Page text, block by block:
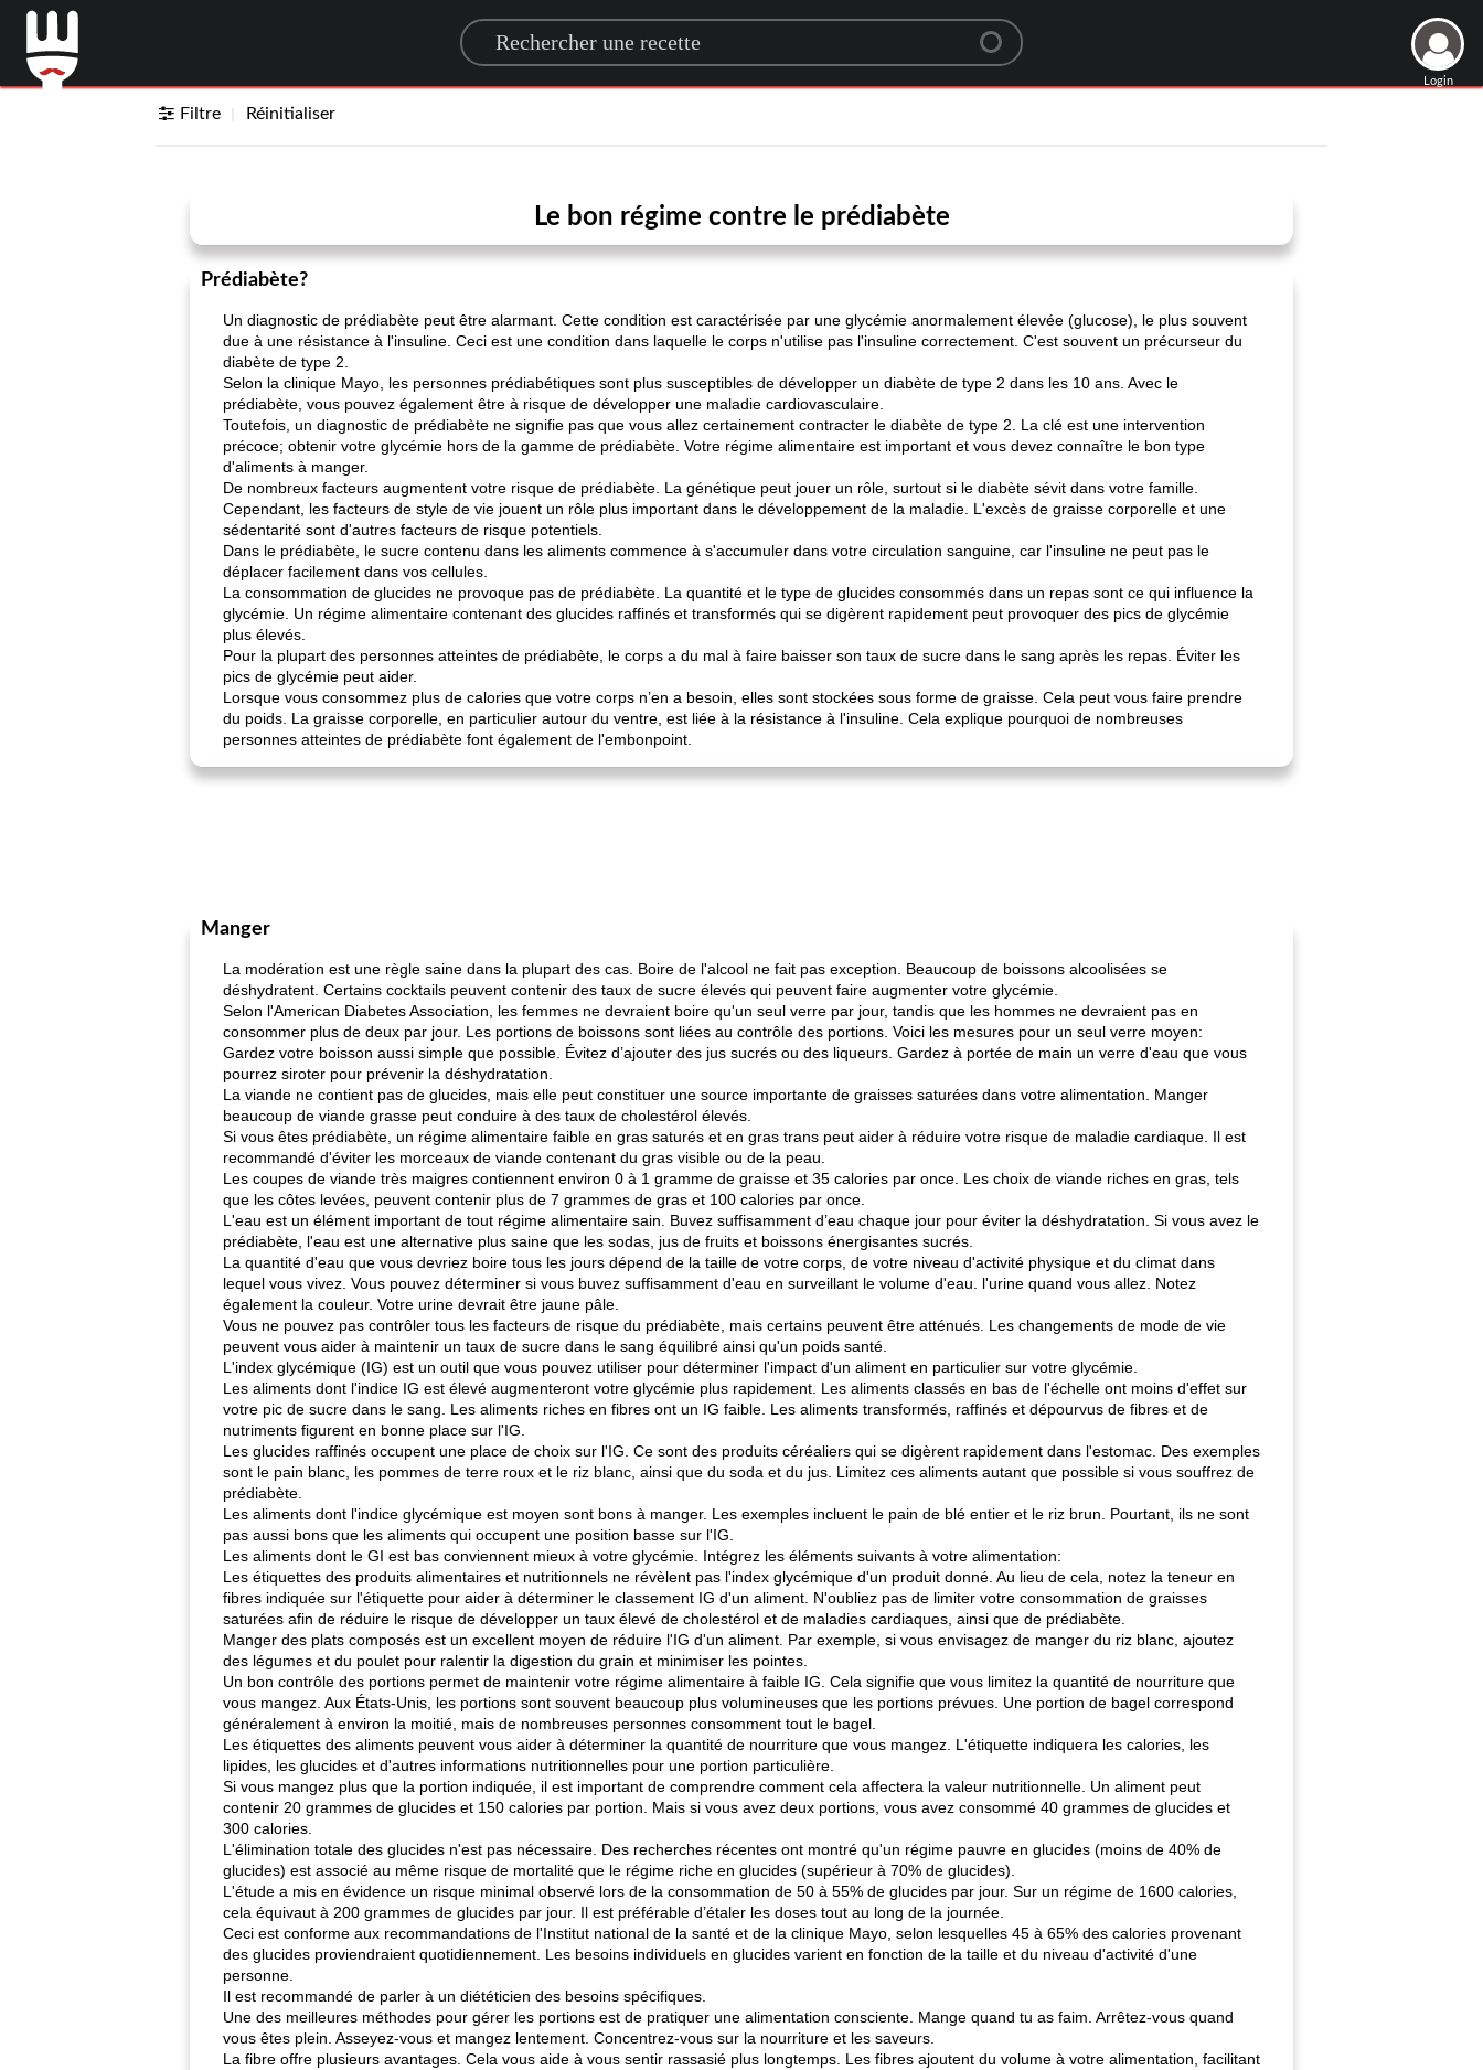
Search for a recipe
Login
Filtre Réinitialiser
Le bon régime contre le prédiabète
Prédiabète?
Un diagnostic de prédiabète peut être alarmant. Cette condition est caractérisée par une glycémie anormalement élevée (glucose), le plus souvent
due à une résistance à l'insuline. Ceci est une condition dans laquelle le corps n'utilise pas l'insuline correctement. C'est souvent un précurseur du
diabète de type 2.
Selon la clinique Mayo, les personnes prédiabétiques sont plus susceptibles de développer un diabète de type 2 dans les 10 ans. Avec le
prédiabète, vous pouvez également être à risque de développer une maladie cardiovasculaire.
Toutefois, un diagnostic de prédiabète ne signifie pas que vous allez certainement contracter le diabète de type 2. La clé est une intervention
précoce; obtenir votre glycémie hors de la gamme de prédiabète. Votre régime alimentaire est important et vous devez connaître le bon type
d'aliments à manger.
De nombreux facteurs augmentent votre risque de prédiabète. La génétique peut jouer un rôle, surtout si le diabète sévit dans votre famille.
Cependant, les facteurs de style de vie jouent un rôle plus important dans le développement de la maladie. L'excès de graisse corporelle et une
sédentarité sont d'autres facteurs de risque potentiels.
Dans le prédiabète, le sucre contenu dans les aliments commence à s'accumuler dans votre circulation sanguine, car l'insuline ne peut pas le
déplacer facilement dans vos cellules.
La consommation de glucides ne provoque pas de prédiabète. La quantité et le type de glucides consommés dans un repas sont ce qui influence la
glycémie. Un régime alimentaire contenant des glucides raffinés et transformés qui se digèrent rapidement peut provoquer des pics de glycémie
plus élevés.
Pour la plupart des personnes atteintes de prédiabète, le corps a du mal à faire baisser son taux de sucre dans le sang après les repas. Éviter les
pics de glycémie peut aider.
Lorsque vous consommez plus de calories que votre corps n’en a besoin, elles sont stockées sous forme de graisse. Cela peut vous faire prendre
du poids. La graisse corporelle, en particulier autour du ventre, est liée à la résistance à l'insuline. Cela explique pourquoi de nombreuses
personnes atteintes de prédiabète font également de l'embonpoint.
Manger
La modération est une règle saine dans la plupart des cas. Boire de l'alcool ne fait pas exception. Beaucoup de boissons alcoolisées se
déshydratent. Certains cocktails peuvent contenir des taux de sucre élevés qui peuvent faire augmenter votre glycémie.
Selon l'American Diabetes Association, les femmes ne devraient boire qu'un seul verre par jour, tandis que les hommes ne devraient pas en
consommer plus de deux par jour. Les portions de boissons sont liées au contrôle des portions. Voici les mesures pour un seul verre moyen:
Gardez votre boisson aussi simple que possible. Évitez d’ajouter des jus sucrés ou des liqueurs. Gardez à portée de main un verre d'eau que vous
pourrez siroter pour prévenir la déshydratation.
La viande ne contient pas de glucides, mais elle peut constituer une source importante de graisses saturées dans votre alimentation. Manger
beaucoup de viande grasse peut conduire à des taux de cholestérol élevés.
Si vous êtes prédiabète, un régime alimentaire faible en gras saturés et en gras trans peut aider à réduire votre risque de maladie cardiaque. Il est
recommandé d'éviter les morceaux de viande contenant du gras visible ou de la peau.
Les coupes de viande très maigres contiennent environ 0 à 1 gramme de graisse et 35 calories par once. Les choix de viande riches en gras, tels
que les côtes levées, peuvent contenir plus de 7 grammes de gras et 100 calories par once.
L'eau est un élément important de tout régime alimentaire sain. Buvez suffisamment d’eau chaque jour pour éviter la déshydratation. Si vous avez le
prédiabète, l'eau est une alternative plus saine que les sodas, jus de fruits et boissons énergisantes sucrés.
La quantité d'eau que vous devriez boire tous les jours dépend de la taille de votre corps, de votre niveau d'activité physique et du climat dans
lequel vous vivez. Vous pouvez déterminer si vous buvez suffisamment d'eau en surveillant le volume d'eau. l'urine quand vous allez. Notez
également la couleur. Votre urine devrait être jaune pâle.
Vous ne pouvez pas contrôler tous les facteurs de risque du prédiabète, mais certains peuvent être atténués. Les changements de mode de vie
peuvent vous aider à maintenir un taux de sucre dans le sang équilibré ainsi qu'un poids santé.
L'index glycémique (IG) est un outil que vous pouvez utiliser pour déterminer l'impact d'un aliment en particulier sur votre glycémie.
Les aliments dont l'indice IG est élevé augmenteront votre glycémie plus rapidement. Les aliments classés en bas de l'échelle ont moins d'effet sur
votre pic de sucre dans le sang. Les aliments riches en fibres ont un IG faible. Les aliments transformés, raffinés et dépourvus de fibres et de
nutriments figurent en bonne place sur l'IG.
Les glucides raffinés occupent une place de choix sur l'IG. Ce sont des produits céréaliers qui se digèrent rapidement dans l'estomac. Des exemples
sont le pain blanc, les pommes de terre roux et le riz blanc, ainsi que du soda et du jus. Limitez ces aliments autant que possible si vous souffrez de
prédiabète.
Les aliments dont l'indice glycémique est moyen sont bons à manger. Les exemples incluent le pain de blé entier et le riz brun. Pourtant, ils ne sont
pas aussi bons que les aliments qui occupent une position basse sur l'IG.
Les aliments dont le GI est bas conviennent mieux à votre glycémie. Intégrez les éléments suivants à votre alimentation:
Les étiquettes des produits alimentaires et nutritionnels ne révèlent pas l'index glycémique d'un produit donné. Au lieu de cela, notez la teneur en
fibres indiquée sur l'étiquette pour aider à déterminer le classement IG d'un aliment. N'oubliez pas de limiter votre consommation de graisses
saturées afin de réduire le risque de développer un taux élevé de cholestérol et de maladies cardiaques, ainsi que de prédiabète.
Manger des plats composés est un excellent moyen de réduire l'IG d'un aliment. Par exemple, si vous envisagez de manger du riz blanc, ajoutez
des légumes et du poulet pour ralentir la digestion du grain et minimiser les pointes.
Un bon contrôle des portions permet de maintenir votre régime alimentaire à faible IG. Cela signifie que vous limitez la quantité de nourriture que
vous mangez. Aux États-Unis, les portions sont souvent beaucoup plus volumineuses que les portions prévues. Une portion de bagel correspond
généralement à environ la moitié, mais de nombreuses personnes consomment tout le bagel.
Les étiquettes des aliments peuvent vous aider à déterminer la quantité de nourriture que vous mangez. L'étiquette indiquera les calories, les
lipides, les glucides et d'autres informations nutritionnelles pour une portion particulière.
Si vous mangez plus que la portion indiquée, il est important de comprendre comment cela affectera la valeur nutritionnelle. Un aliment peut
contenir 20 grammes de glucides et 150 calories par portion. Mais si vous avez deux portions, vous avez consommé 40 grammes de glucides et
300 calories.
L'élimination totale des glucides n'est pas nécessaire. Des recherches récentes ont montré qu'un régime pauvre en glucides (moins de 40% de
glucides) est associé au même risque de mortalité que le régime riche en glucides (supérieur à 70% de glucides).
L'étude a mis en évidence un risque minimal observé lors de la consommation de 50 à 55% de glucides par jour. Sur un régime de 1600 calories,
cela équivaut à 200 grammes de glucides par jour. Il est préférable d’étaler les doses tout au long de la journée.
Ceci est conforme aux recommandations de l'Institut national de la santé et de la clinique Mayo, selon lesquelles 45 à 65% des calories provenant
des glucides proviendraient quotidiennement. Les besoins individuels en glucides varient en fonction de la taille et du niveau d'activité d'une
personne.
Il est recommandé de parler à un diététicien des besoins spécifiques.
Une des meilleures méthodes pour gérer les portions est de pratiquer une alimentation consciente. Mange quand tu as faim. Arrêtez-vous quand
vous êtes plein. Asseyez-vous et mangez lentement. Concentrez-vous sur la nourriture et les saveurs.
La fibre offre plusieurs avantages. Cela vous aide à vous sentir rassasié plus longtemps. Les fibres ajoutent du volume à votre alimentation, facilitant